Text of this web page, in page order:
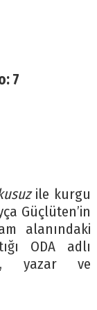
7
ile kurgu
Güçlüten’in
alanındaki
ODA adlı
yazar ve